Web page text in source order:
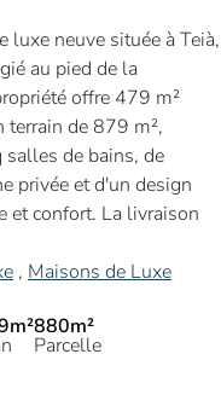
luxe neuve située à Teià,
au pied de la
offre 479 m²
de 879 m²,
salles de bains, de
privée et d'un design
et confort. La livraison
, Maisons de Luxe
880m²
Parcelle